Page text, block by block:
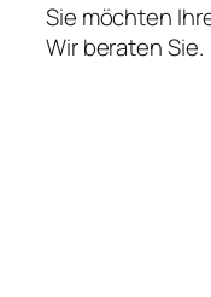
Sie möchten
Wir beraten Sie.